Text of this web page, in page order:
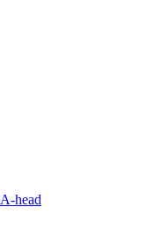
A-head